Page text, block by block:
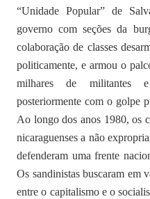
“Unidade Popular” de
governo com seções da
colaboração de classes
politicamente, e armou o
milhares de militantes e
posteriormente com o golpe
Ao longo dos anos 1980, os
nicaraguenses a não
defenderam uma frente
Os sandinistas buscaram em
entre o capitalismo e o